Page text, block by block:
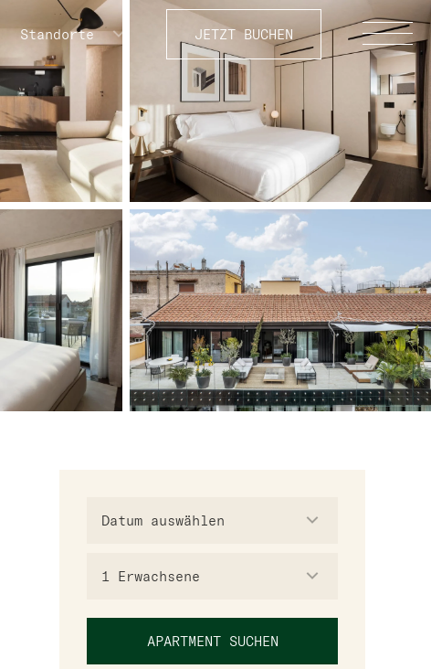
JETZT BUCHEN
Standorte
1 Erwachsene
APARTMENT SUCHEN